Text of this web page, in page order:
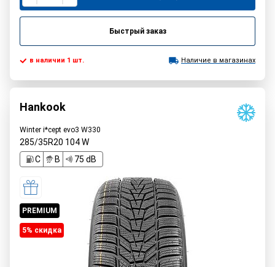
Быстрый заказ
в наличии 1 шт. Наличие в магазинах
Hankook
Winter i*cept evo3 W330
285/35R20 104W
C
B 75 dB
PREMIUM
5% cкидка